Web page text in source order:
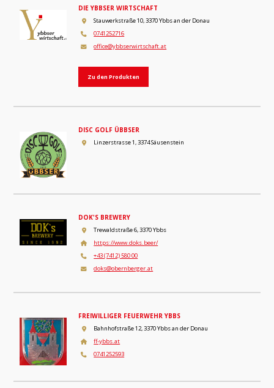
DIE YBBSER WIRTSCHAFT
Stauwerkstraße 10, 3370 Ybbs an der Donau
0741252716
office@ybbserwirtschaft.at
Zu den Produkten
DISC GOLF ÜBBSER
Linzerstrasse 1, 3374 Säusenstein
DOK'S BREWERY
Trewaldstraße 6, 3370 Ybbs
https://www.doks.beer/
+43 (7412) 580 00
doks@obernberger.at
FREIWILLIGER FEUERWEHR YBBS
Bahnhofstraße 12, 3370 Ybbs an der Donau
ff-ybbs.at
0741252593